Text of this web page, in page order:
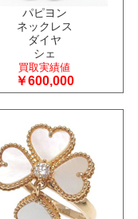
パピヨン
ネックレス
ダイヤ
シェ
買取実績値
￥600,000